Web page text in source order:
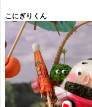
こにぎりくん